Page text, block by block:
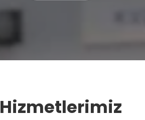
Hizmetlerimiz